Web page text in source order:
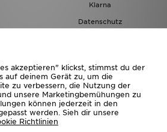
Klarna
Datenschutz
akzeptieren" klickst, stimmst du der
auf deinem Gerät zu, um die
zu verbessern, die Nutzung der
unsere Marketingbemühungen zu
können jederzeit in den
werden. Sieh dir unsere
Richtlinien